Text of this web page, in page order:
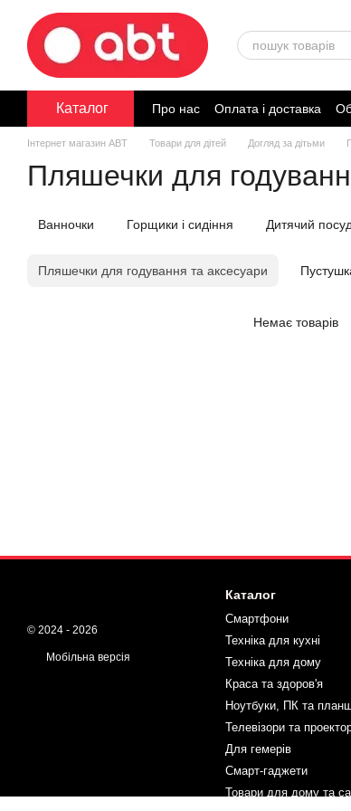
Перейти до основного контенту
Каталог Про нас Оплата і доставка
Договір публічної оферти
Інтернет магазин ABT Товари для дітей Догляд за дітьми
Пляшечки для
Ванночки Горщики і сидіння Дитячий посуд
Пляшечки для годування та аксесуари
Немає товарів
© 2024 - 2026
Мобільна версія
Каталог
Смартфони
Техніка для кухні
Техніка для дому
Краса та здоров'я
Ноутбуки, ПК та
Телевізори та
Для гемерів
Смарт-гаджети
Товари для дому та